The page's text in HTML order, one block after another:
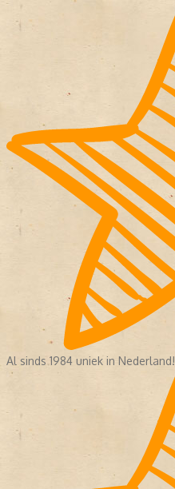
Al sinds 1984 uniek in Nederland!